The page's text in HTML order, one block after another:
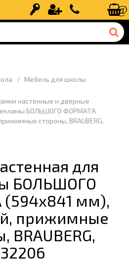
Вход Регистрация+7 (499) 110-
Мебель для школы
настенные и дверные
БОЛЬШОГО ФОРМАТА
стороны, BRAUBERG,
для
БОЛЬШОГО
мм),
прижимные
BRAUBERG,